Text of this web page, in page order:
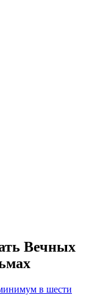
Вечных
в шести